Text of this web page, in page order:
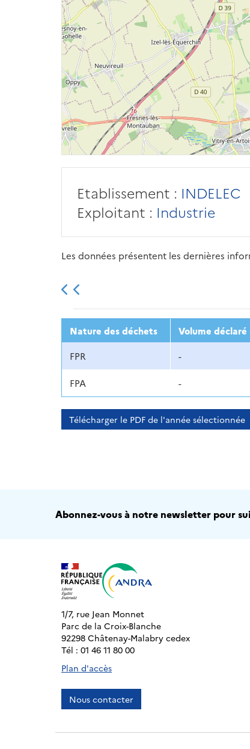
Etablissement : INDELEC
Exploitant : Industrie
Les données présentent les dernières
2013 2014 2015
Nature des déchets Volume
FPR
-
FPA -
Télécharger le PDF de l'année sélectionnée
Abonnez-vous à notre newsletter pour
1/7, rue Jean Monnet
Parc de la Croix-Blanche
92298 Châtenay-Malabry cedex
Tél : 01 46 11 80 00
Plan d'accès
Nous contacter